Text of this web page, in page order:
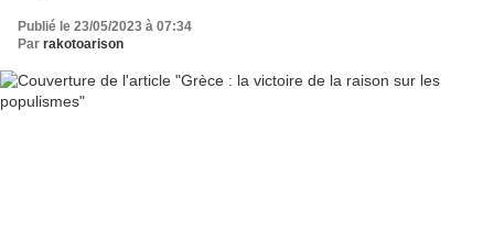
Publié le 23/05/2023 à 07:34
Par rakotoarison